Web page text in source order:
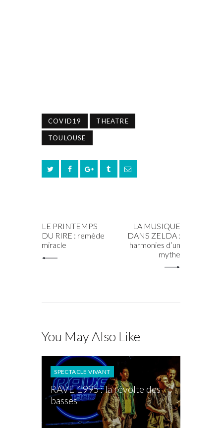
COVID19 THEATRE
TOULOUSE
LE PRINTEMPS
DU RIRE : remède
miracle
LA MUSIQUE
DANS ZELDA :
harmonies d’un
mythe
You May Also Like
SPECTACLE VIVANT
RAVE 1995 : la révolte des
basses